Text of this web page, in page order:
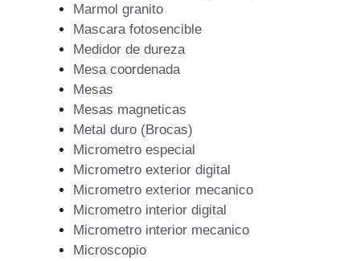
Marmol granito
Mascara fotosencible
Medidor de dureza
Mesa coordenada
Mesas
Mesas magneticas
Metal duro (Brocas)
Micrometro especial
Micrometro exterior digital
Micrometro exterior mecanico
Micrometro interior digital
Micrometro interior mecanico
Microscopio